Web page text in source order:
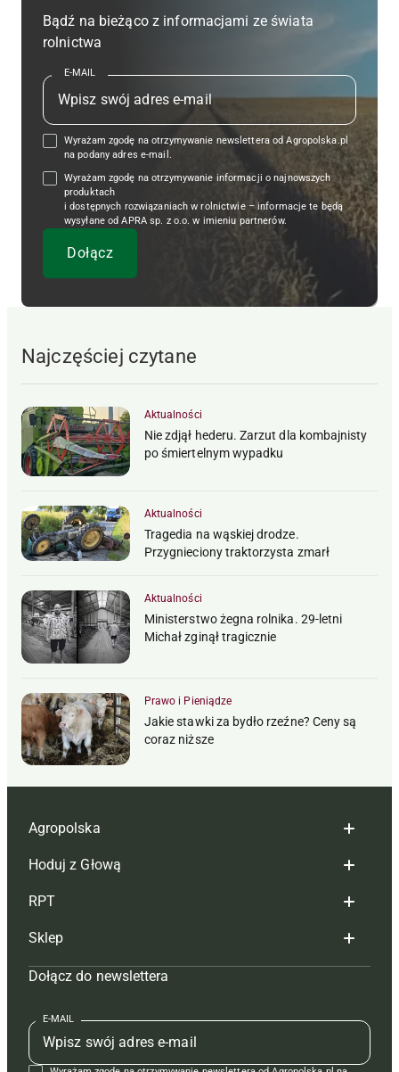
Bądź na bieżąco z informacjami ze świata
rolnictwa
E-MAIL
Wyrażam zgodę na otrzymywanie newslettera od Agropolska.pl
na podany adres e-mail.
Wyrażam zgodę na otrzymywanie informacji o najnowszych
produktach
i dostępnych rozwiązaniach w rolnictwie – informacje te będą
wysyłane od APRA sp. z o.o. w imieniu partnerów.
Najczęściej czytane
Aktualności
Nie zdjął hederu. Zarzut dla kombajnisty
po śmiertelnym wypadku
Aktualności
Tragedia na wąskiej drodze.
Przygnieciony traktorzysta zmarł
Aktualności
Ministerstwo żegna rolnika. 29-letni
Michał zginął tragicznie
Prawo i Pieniądze
Jakie stawki za bydło rzeźne? Ceny są
coraz niższe
Agropolska
Redakcja
Reklama
Tagi
Mapa serwisu
Kontakt
Regulamin
Hoduj z Głową
Hoduj z głową bydło
Hoduj z głową świnie
Prenumerata
Redakcja
Kontakt
RPT
Redakcja
Prenumerata
Reklama
Kontakt
Sklep
Czasopisma i prenumerata
Książki
Regulamin
Dołącz do newslettera
E-MAIL